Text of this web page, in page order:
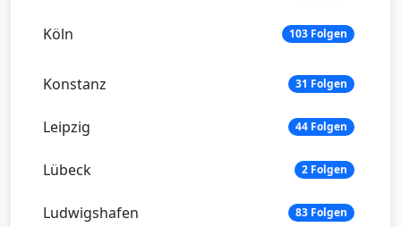
Köln 103 Folgen
Konstanz 31 Folgen
Leipzig 44 Folgen
Lübeck 2 Folgen
Ludwigshafen 83 Folgen